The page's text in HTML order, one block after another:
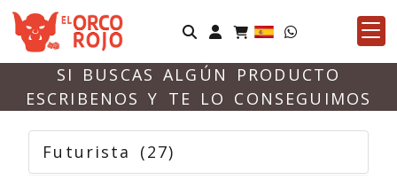
Identifícate
SI BUSCAS ALGÚN PRODUCTO
ESCRIBENOS Y TE LO CONSEGUIMOS
Futurista (27)